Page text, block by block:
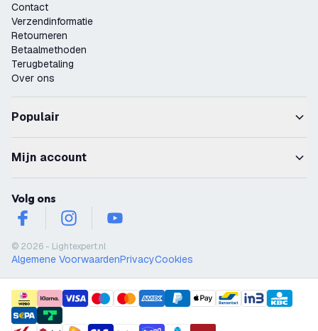
Contact
Verzendinformatie
Retourneren
Betaalmethoden
Terugbetaling
Over ons
Populair
Mijn account
Volg ons
facebookinstagramyoutube
© 2026 - Lightexpert.nl
Algemene VoorwaardenPrivacyCookies
payment methods